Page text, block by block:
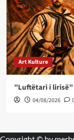
Art Kulture
”Luftëtari i lirisë”
04/08/2026